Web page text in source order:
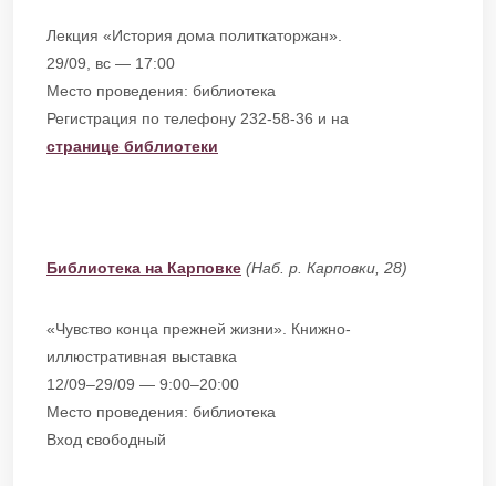
Лекция «История дома политкаторжан».
29/09, вс — 17:00
Место проведения: библиотека
Регистрация по телефону 232-58-36 и на
странице библиотеки
Библиотека на Карповке (Наб. р. Карповки, 28)
«Чувство конца прежней жизни». Книжно-
иллюстративная выставка
12/09–29/09 — 9:00–20:00
Место проведения: библиотека
Вход свободный